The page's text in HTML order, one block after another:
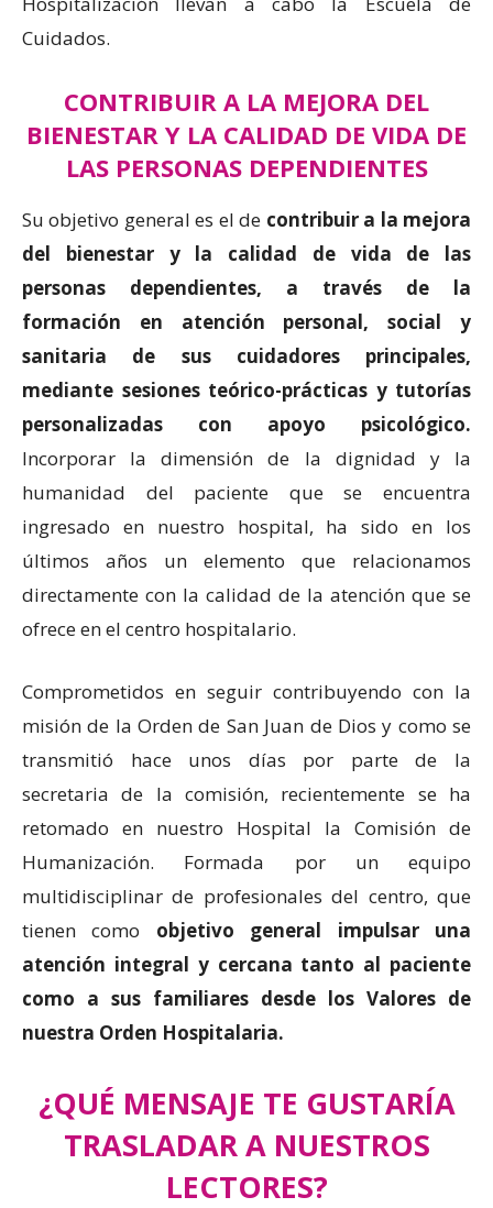
Cuidados.
CONTRIBUIR A LA MEJORA DEL
BIENESTAR Y LA CALIDAD DE VIDA DE
LAS PERSONAS DEPENDIENTES
Su objetivo general es el de contribuir a la mejora
del bienestar y la calidad de vida de las
personas dependientes, a través de la
formación en atención personal, social y
sanitaria de sus cuidadores principales,
mediante sesiones teórico-prácticas y tutorías
personalizadas con apoyo psicológico.
Incorporar la dimensión de la dignidad y la
humanidad del paciente que se encuentra
ingresado en nuestro hospital, ha sido en los
últimos años un elemento que relacionamos
directamente con la calidad de la atención que se
ofrece en el centro hospitalario.
Comprometidos en seguir contribuyendo con la
misión de la Orden de San Juan de Dios y como se
transmitió hace unos días por parte de la
secretaria de la comisión, recientemente se ha
retomado en nuestro Hospital la Comisión de
Humanización. Formada por un equipo
multidisciplinar de profesionales del centro, que
tienen como objetivo general impulsar una
atención integral y cercana tanto al paciente
como a sus familiares desde los Valores de
nuestra Orden Hospitalaria.
¿QUÉ MENSAJE TE GUSTARÍA
TRASLADAR A NUESTROS
LECTORES?